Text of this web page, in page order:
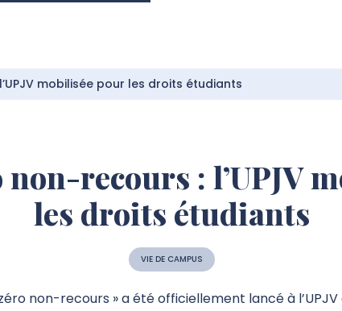
mobilisée pour les droits étudiants
non-recours : l’UPJV
les droits étudiants
VIE DE CAMPUS
non-recours » a été officiellement lancé à l’UPJV